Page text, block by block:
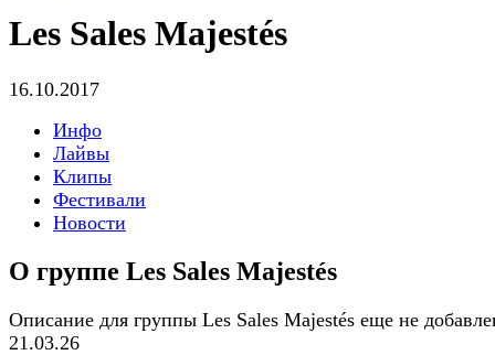
Les Sales Majestés
16.10.2017
Инфо
Лайвы
Клипы
Фестивали
Новости
О группе Les Sales Majestés
Описание для группы Les Sales Majestés еще не
21.03.26